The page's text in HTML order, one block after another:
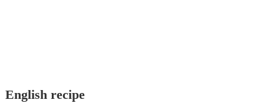
English recipe